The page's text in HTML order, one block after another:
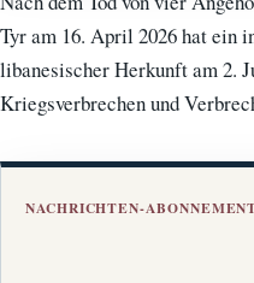
Tyr am 16. April 2026 hat ein
libanesischer Herkunft am 2.
Kriegsverbrechen und
NACHRICHTEN-